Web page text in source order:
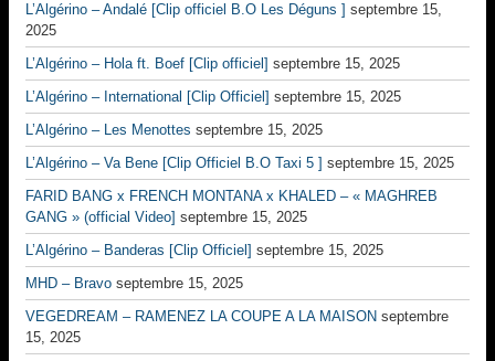
L’Algérino – Andalé [Clip officiel B.O Les Déguns ] septembre 15,
2025
L’Algérino – Hola ft. Boef [Clip officiel] septembre 15, 2025
L’Algérino – International [Clip Officiel] septembre 15, 2025
L’Algérino – Les Menottes septembre 15, 2025
L’Algérino – Va Bene [Clip Officiel B.O Taxi 5 ] septembre 15, 2025
FARID BANG x FRENCH MONTANA x KHALED – « MAGHREB
GANG » (official Video] septembre 15, 2025
L’Algérino – Banderas [Clip Officiel] septembre 15, 2025
MHD – Bravo septembre 15, 2025
VEGEDREAM – RAMENEZ LA COUPE A LA MAISON septembre
15, 2025